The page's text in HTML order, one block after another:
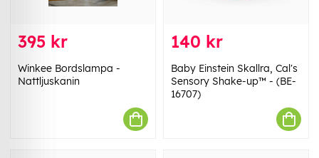
395 kr
Winkee Bordslampa -
Nattljuskanin
140 kr
Baby Einstein Skallra, Cal's
Sensory Shake-up™ - (BE-
16707)